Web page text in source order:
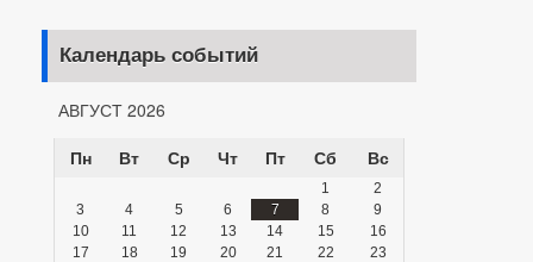
Календарь событий
АВГУСТ 2026
Пн
Вт Ср Чт Пт Сб Вс
1
2
3
4 5 6 7 8
9
10
11 12 13 14 15
16
17
18 19 20 21 22
23